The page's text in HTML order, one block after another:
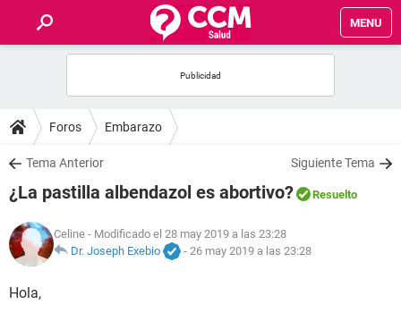
MENU
FOROS
SALUD
FAMILIA
NUTRICIÓN
BIENESTAR
Foros Embarazo
Tema Anterior Siguiente Tema
¿La pastilla albendazol es abortivo? Resuelto
Celine - Modificado el 28 may 2019 a las 23:28
Dr. Joseph Exebio
- 26 may 2019 a las 23:28
Hola,